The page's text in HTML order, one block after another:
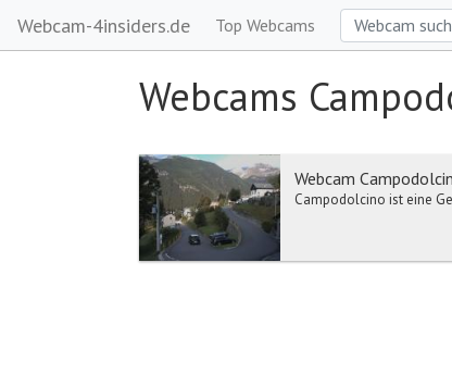
Webcam-4insiders.de Top Webcams
Webcams
Webcam
Campodolcino ist eine